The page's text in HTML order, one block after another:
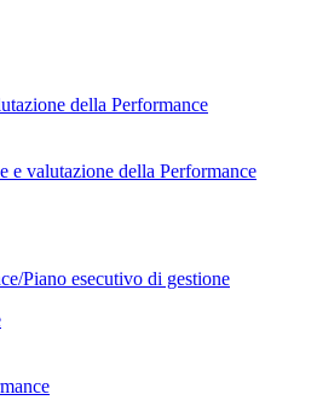
della Performance
e valutazione della Performance
Piano esecutivo di gestione